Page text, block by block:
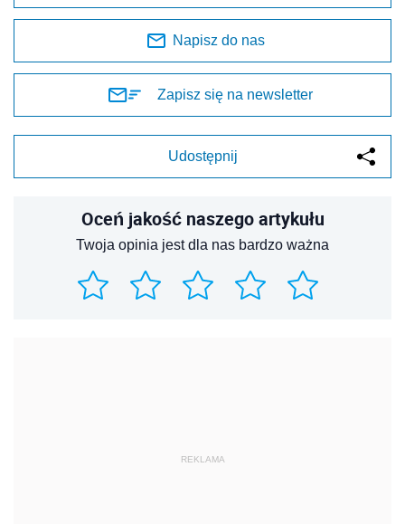
Napisz do nas
Zapisz się na newsletter
Udostępnij
Oceń jakość naszego artykułu
Twoja opinia jest dla nas bardzo ważna
REKLAMA